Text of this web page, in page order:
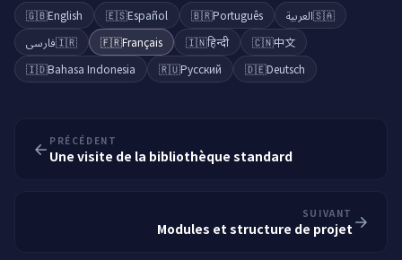
🇬🇧English 🇪🇸Español 🇧🇷Português 🇸🇦العربية
🇮🇷فارسی 🇫🇷Français 🇮🇳हिन्दी 🇨🇳中文
🇮🇩Bahasa Indonesia 🇷🇺Русский 🇩🇪Deutsch
PRÉCÉDENT
Une visite de la bibliothèque standard
SUIVANT
Modules et structure de projet